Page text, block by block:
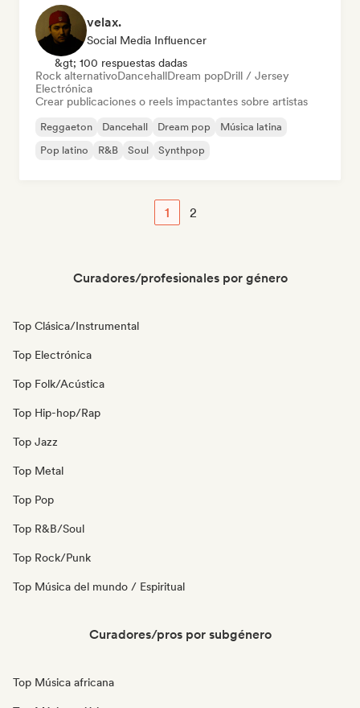
velax.
Social Media Influencer
&gt; 100 respuestas dadas
Rock alternativoDancehallDream popDrill / Jersey
Electrónica
Crear publicaciones o reels impactantes sobre artistas
Reggaeton Dancehall Dream pop
Música latina
Pop latino
R&B Soul Synthpop
1 2
Curadores/profesionales por género
Top Clásica/Instrumental
Top Electrónica
Top Folk/Acústica
Top Hip-hop/Rap
Top Jazz
Top Metal
Top Pop
Top R&B/Soul
Top Rock/Punk
Top Música del mundo / Espiritual
Curadores/pros por subgénero
Top Música africana